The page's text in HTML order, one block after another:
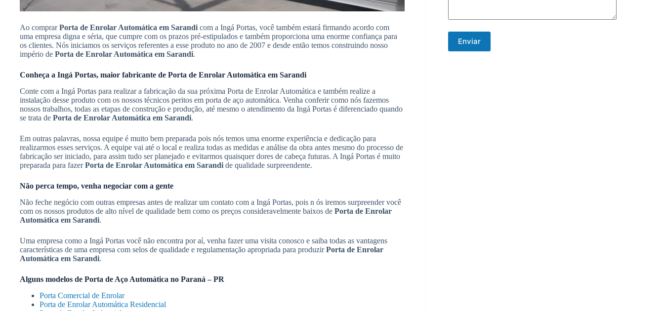
Ao comprarPorta de Enrolar Automática em Sarandi com a Ingá Portas, você também estará firmando acordo com
uma empresa digna e séria, que cumpre com os prazos pré-estipulados e também proporciona uma enorme confiança para
os clientes. Nós iniciamos os serviços referentes a esse produto no ano de 2007 e desde então temos construindo nosso
império de Porta de Enrolar Automática em Sarandi.
Conheça a Ingá Portas, maior fabricante de Porta de Enrolar Automática em Sarandi
Conte com a Ingá Portas para realizar a fabricação da sua próxima Porta de Enrolar Automática e também realize a
instalação desse produto com os nossos técnicos peritos em porta de aço automática. Venha conferir como nós fazemos
nossos trabalhos, todas as etapas de construção e produção, até mesmo o atendimento da Ingá Portas é diferenciado quando
se trata de Porta de Enrolar Automática em Sarandi.
Em outras palavras, nossa equipe é muito bem preparada pois nós temos uma enorme experiência e dedicação para
realizarmos esses serviços. A equipe vai até o local e realiza todas as medidas e análise da obra antes mesmo do processo de
fabricação ser iniciado, para assim tudo ser planejado e evitarmos quaisquer dores de cabeça futuras. A Ingá Portas é muito
preparada para fazerPorta de Enrolar Automática em Sarandi de qualidade surpreendente.
Não perca tempo, venha negociar com a gente
Não feche negócio com outras empresas antes de realizar um contato com a Ingá Portas, pois n ós iremos surpreender você
com os nossos produtos de alto nível de qualidade bem como os preços consideravelmente baixos de Porta de Enrolar
Automática em Sarandi.
Uma empresa como a Ingá Portas você não encontra por aí, venha fazer uma visita conosco e saiba todas as vantagens
características de uma empresa com selos de qualidade e regulamentação apropriada para produzirPorta de Enrolar
Automática em Sarandi.
Alguns modelos de Porta de Aço Automática no Paraná – PR
Porta Comercial de Enrolar
Porta de Enrolar Automática Residencial